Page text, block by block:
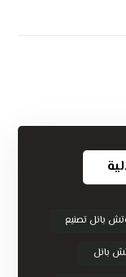
بانل تصنيع
بانل